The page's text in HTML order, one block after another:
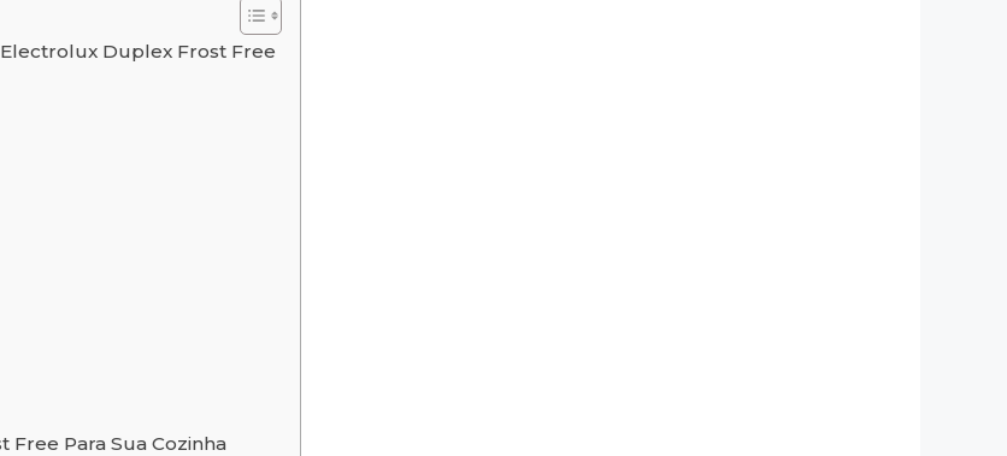
Duplex Frost Free
Para Sua Cozinha